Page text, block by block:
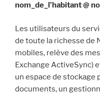
nom_de_l’habitant @
Les utilisateurs du
de toute la richesse de
mobiles, relève des
Exchange ActiveSync)
un espace de stockage
documents, un